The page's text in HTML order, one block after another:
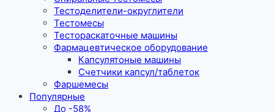
Тестоделители-округлители
Тестомесы
Тестораскаточные машины
Фармацевтическое оборудование
Капсулятоные машины
Счетчики капсул/таблеток
Фаршемесы
Популярные
До -58%